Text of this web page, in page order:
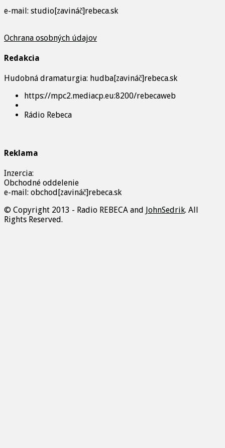
e-mail: studio[zavináč]rebeca.sk
Ochrana osobných údajov
Redakcia
Hudobná dramaturgia: hudba[zavináč]rebeca.sk
https://mpc2.mediacp.eu:8200/rebecaweb
Rádio Rebeca
Reklama
Inzercia:
Obchodné oddelenie
e-mail: obchod[zavináč]rebeca.sk
© Copyright 2013 - Radio REBECA and JohnSedrik. All
Rights Reserved.